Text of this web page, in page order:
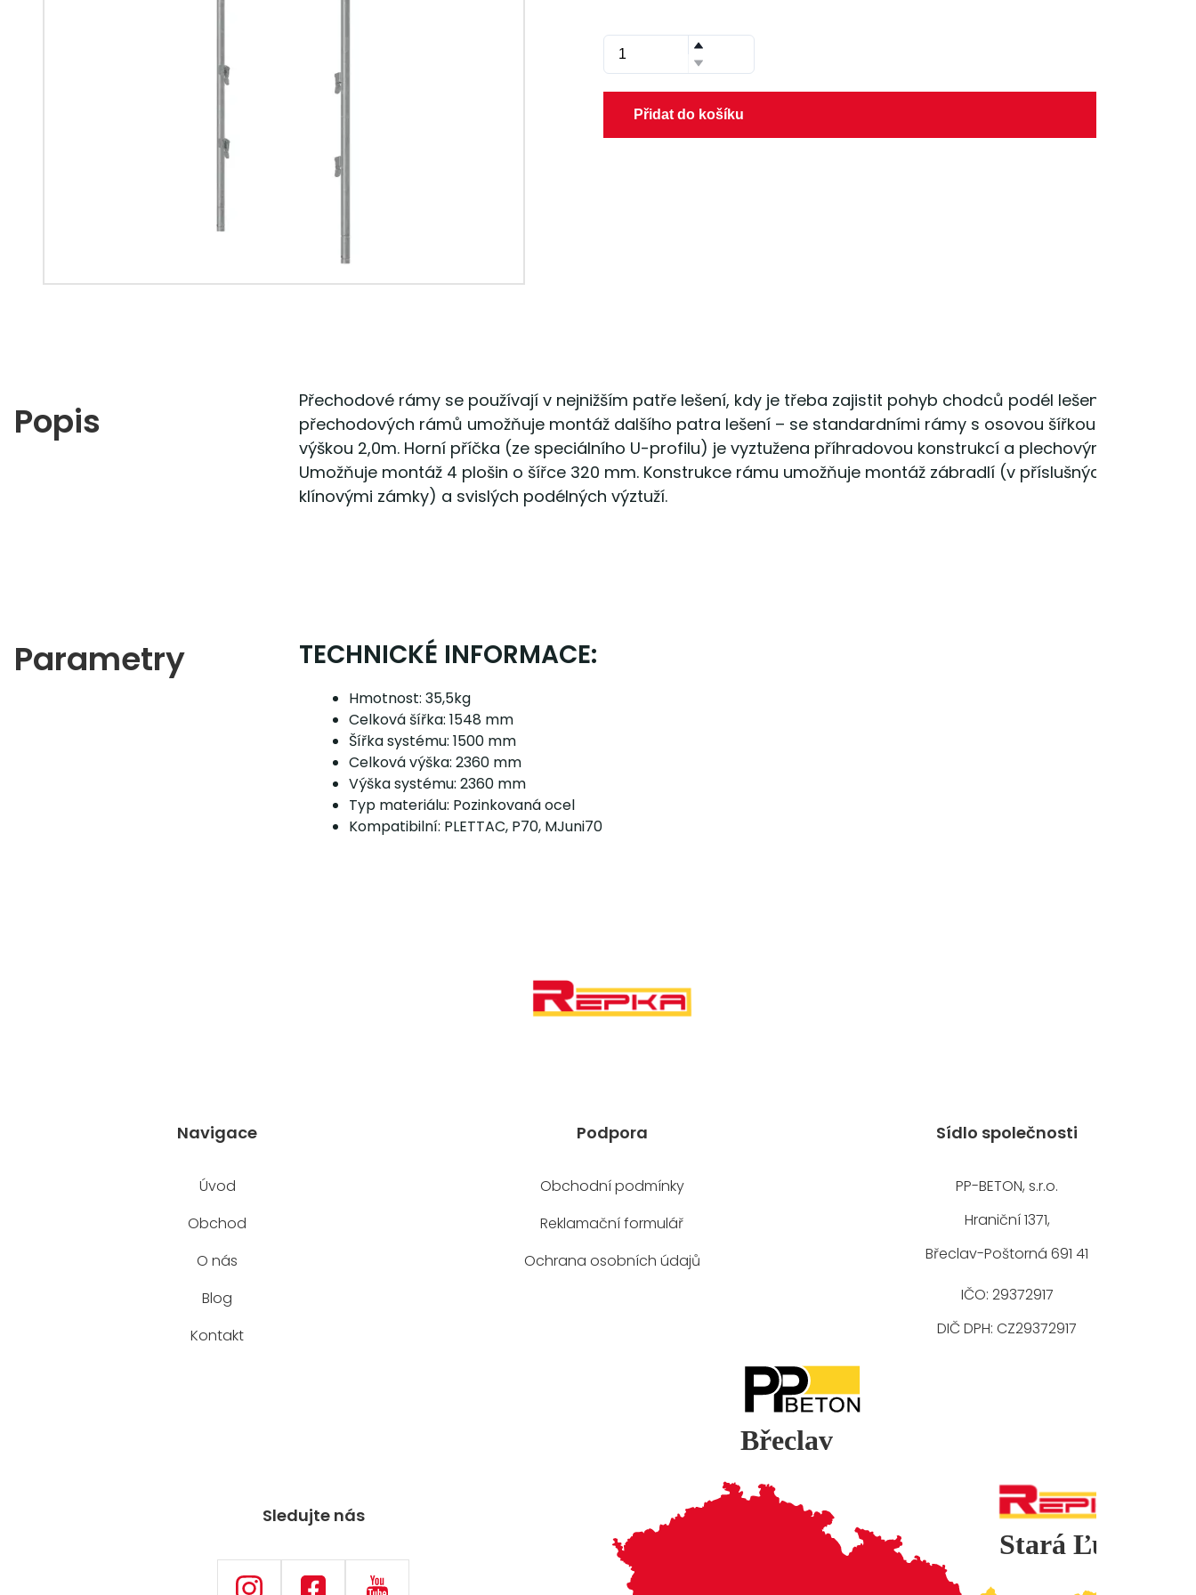
Přidat do košíku
Popis
Přechodové rámy se používají v nejnižším patře lešení, kdy je třeba zajistit pohyb chodců podél lešení.
přechodových rámů umožňuje montáž dalšího patra lešení – se standardními rámy s osovou šířkou 732 mm a
výškou 2,0m. Horní příčka (ze speciálního U-profilu) je vyztužena příhradovou konstrukcí a plechovými
Umožňuje montáž 4 plošin o šířce 320 mm. Konstrukce rámu umožňuje montáž zábradlí (v příslušných kapsách s
klínovými zámky) a svislých podélných výztuží.
Parametry TECHNICKÉ INFORMACE:
Hmotnost: 35,5kg
Celková šířka: 1548 mm
Šířka systému: 1500 mm
Celková výška: 2360 mm
Výška systému: 2360 mm
Typ materiálu: Pozinkovaná ocel
Kompatibilní: PLETTAC, P70, MJuni70
Navigace
Úvod
Obchod
O nás
Blog
Kontakt
Podpora
Obchodní podmínky
Reklamační formulář
Ochrana osobních údajů
Sídlo společnosti
PP-BETON, s.r.o.
Hraniční 1371,
Břeclav-Poštorná 691 41
IČO: 29372917
DIČ DPH: CZ29372917
Sledujte nás
Stará Ľubovňa
Břeclav